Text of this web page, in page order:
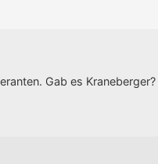
Gab es Kraneberger?